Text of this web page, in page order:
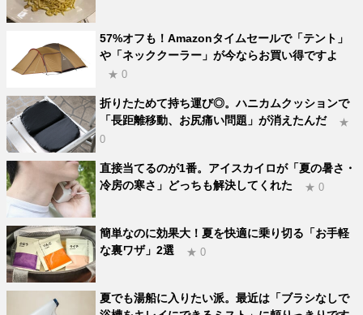
57%オフも！Amazonタイムセールで「テント」
や「ネッククーラー」が今ならお買い得ですよ
★ 0
折りたためて持ち運び◎。ハニカムクッションで
「長距離移動、お尻痛い問題」が消えたんだ
★
0
直接当てるのが1番。アイスカイロが「夏の暑さ・
冷房の寒さ」どっちも解決してくれた
★ 0
簡単なのに効果大！夏を快適に乗り切る「お手軽
な裏ワザ」2選
★ 0
夏でも湯船に入りたい派。最近は「ブラシなしで